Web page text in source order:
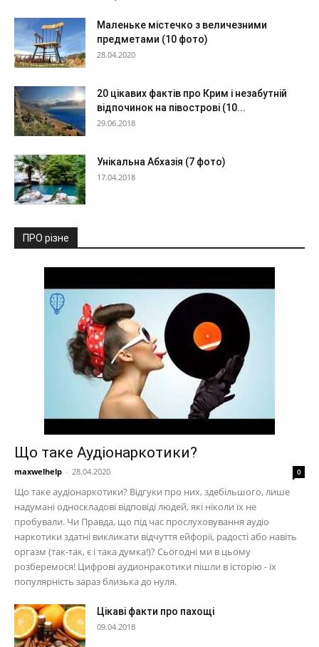
Маленьке містечко з величезними
предметами (10 фото)
28.04.2020
20 цікавих фактів про Крим і незабутній
відпочинок на півострові (10...
29.06.2018
Унікальна Абхазія (7 фото)
17.04.2018
ПРО різне
Що таке Аудіонаркотики?
maxwelhelp - 28.04.2020 0
Що таке аудіонаркотики? Відгуки про них, здебільшого, лише
надумані односкладові відповіді людей, які ніколи їх не
пробували. Чи Правда, що під час прослуховування аудіо
наркотики здатні викликати відчуття ейфорії, радості або навіть
оргазм (так-так, є і така думка!)? Сьогодні ми в цьому
розберемося! Цифрові аудионракотики пішли в історію - їх
популярність зараз близька до нуля.
Цікаві факти про пахощі
09.04.2018